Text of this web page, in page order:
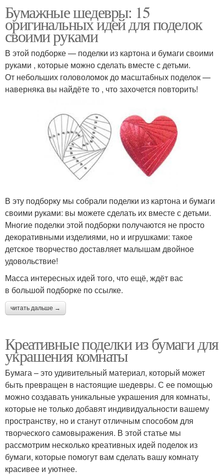
Бумажные шедевры: 15
оригинальных идей для поделок
своими руками
В этой подборке — поделки из картона и бумаги своими
руками , которые можно сделать вместе с детьми.
От небольших головоломок до масштабных поделок —
наверняка вы найдёте то , что захочется повторить!
В эту подборку мы собрали поделки из картона и бумаги
своими руками: вы можете сделать их вместе с детьми.
Многие поделки этой подборки получаются не просто
декоративными изделиями, но и игрушками: такое
детское творчество доставляет малышам двойное
удовольствие!
Масса интересных идей того, что ещё, ждёт вас
в большой подборке по ссылке.
читать дальше →
Креативные поделки из бумаги для
украшения комнаты
Бумага – это удивительный материал, который может
быть превращен в настоящие шедевры. С ее помощью
можно создавать уникальные украшения для комнаты,
которые не только добавят индивидуальности вашему
пространству, но и станут отличным способом для
творческого самовыражения. В этой статье мы
рассмотрим несколько креативных идей поделок из
бумаги, которые помогут вам сделать вашу комнату
красивее и уютнее.